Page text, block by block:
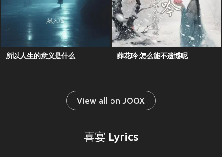
所以人生的意义是什么 葬花吟 怎么能不遗憾呢
View all on JOOX
喜宴 Lyrics